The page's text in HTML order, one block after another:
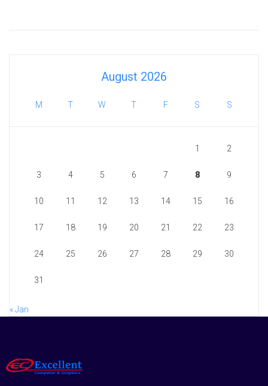
August 2026
M T W T F S S
1 2
3 4 5 6 7 8 9
10 11 12 13 14 15 16
17 18 19 20 21 22 23
24 25 26 27 28 29 30
31
« Jan